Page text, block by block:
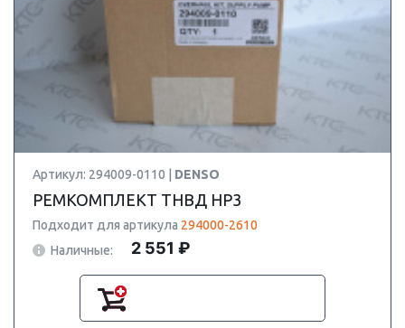
Артикул: 294009-0110 | DENSO
РЕМКОМПЛЕКТ ТНВД HP3
Подходит для артикула 294000-2610
Наличные:
2 551 ₽